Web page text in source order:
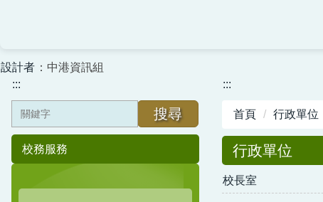
設計者 ：中港資訊組
:::
搜尋
校務服務
:::
首頁 行政單位
行政單位
校長室